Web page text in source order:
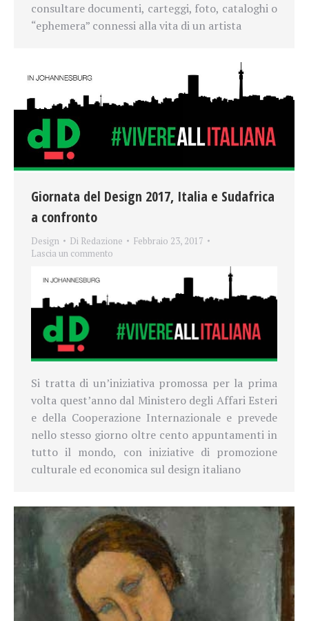
consultare documenti, carteggi, foto, cataloghi o
“ephemera” connessi alla vita di un artista
Giornata del Design 2017, Italia e Sudafrica
a confronto
Design Di Redazione
Febbraio 23, 2017
Lascia un commento
Si tratta di un’iniziativa promossa per la prima
volta quest’anno dal Ministero degli Affari Esteri
e della Cooperazione Internazionale e prevede
nello stesso giorno oltre cento appuntamenti in
tutto il mondo, con iniziative di promozione
culturale ed economica sul design italiano